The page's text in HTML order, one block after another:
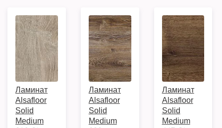
Ламинат
Alsafloor
Solid
Medium
Ламинат
Alsafloor
Solid
Medium
Ламинат
Alsafloor
Solid
Medium